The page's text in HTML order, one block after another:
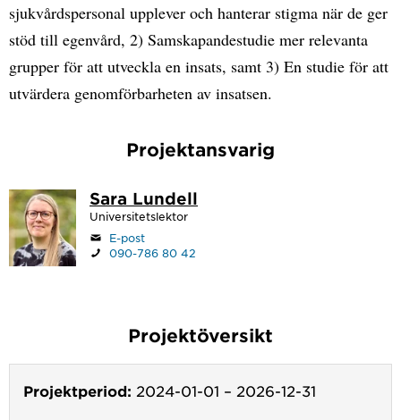
sjukvårdspersonal upplever och hanterar stigma när de ger
stöd till egenvård, 2) Samskapandestudie mer relevanta
grupper för att utveckla en insats, samt 3) En studie för att
utvärdera genomförbarheten av insatsen.
Projektansvarig
Sara Lundell
Universitetslektor
E-post
090-786 80 42
Projektöversikt
Projektperiod: 2024-01-01 – 2026-12-31